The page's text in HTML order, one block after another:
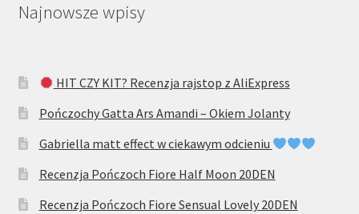
Najnowsze wpisy
HIT CZY KIT? Recenzja rajstop z AliExpress
Pończochy Gatta Ars Amandi – Okiem Jolanty
Gabriella matt effect w ciekawym odcieniu
Recenzja Pończoch Fiore Half Moon 20DEN
Recenzja Pończoch Fiore Sensual Lovely 20DEN